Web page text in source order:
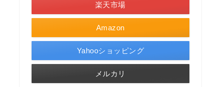
Amazon
楽天市場
Yahooショッピング
メルカリ